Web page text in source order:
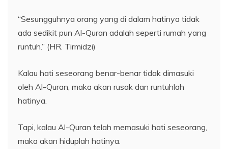
“Sesungguhnya orang yang di dalam hatinya tidak
ada sedikit pun Al-Quran adalah seperti rumah yang
runtuh.” (HR. Tirmidzi)
Kalau hati seseorang benar-benar tidak dimasuki
oleh Al-Quran, maka akan rusak dan runtuhlah
hatinya.
Tapi, kalau Al-Quran telah memasuki hati seseorang,
maka akan hiduplah hatinya.